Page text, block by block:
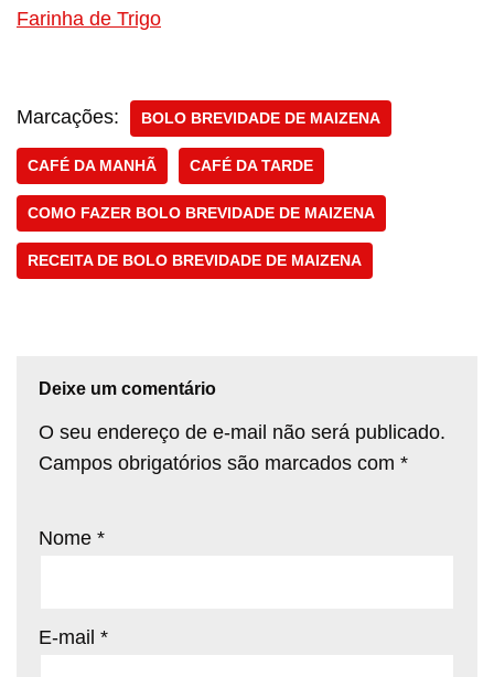
Farinha de Trigo
Marcações: BOLO BREVIDADE DE MAIZENA
CAFÉ DA MANHÃ CAFÉ DA TARDE
COMO FAZER BOLO BREVIDADE DE MAIZENA
RECEITA DE BOLO BREVIDADE DE MAIZENA
Deixe um comentário
O seu endereço de e-mail não será publicado.
Campos obrigatórios são marcados com *
Nome *
E-mail *